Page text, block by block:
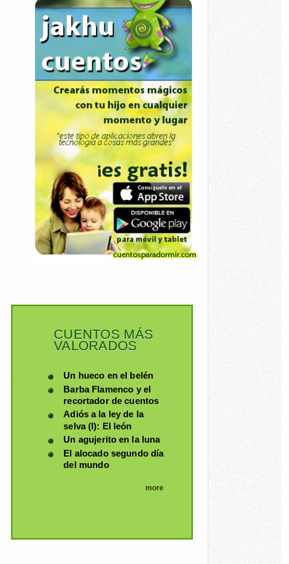
CUENTOS MÁS
VALORADOS
Un hueco en el belén
Barba Flamenco y el
recortador de cuentos
Adiós a la ley de la
selva (I): El león
Un agujerito en la luna
El alocado segundo día
del mundo
more